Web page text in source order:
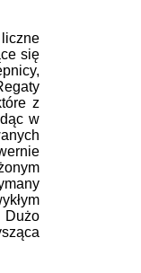
się
z
w
Dużo